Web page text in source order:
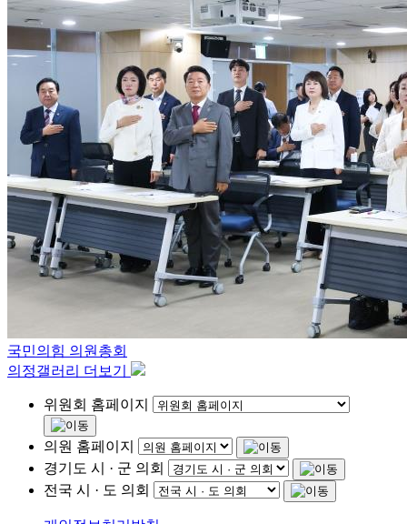
국민의힘 의원총회
의정갤러리 더보기
위원회 홈페이지
의원 홈페이지
경기도 시 · 군 의회
전국 시 · 도 의회